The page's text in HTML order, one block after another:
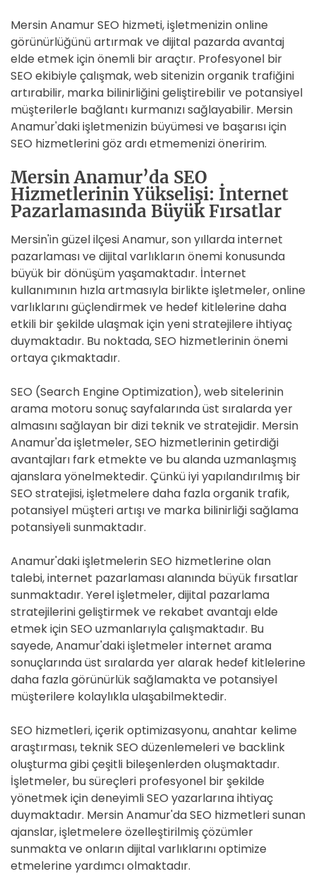
Mersin Anamur SEO hizmeti, işletmenizin online
görünürlüğünü artırmak ve dijital pazarda avantaj
elde etmek için önemli bir araçtır. Profesyonel bir
SEO ekibiyle çalışmak, web sitenizin organik trafiğini
artırabilir, marka bilinirliğini geliştirebilir ve potansiyel
müşterilerle bağlantı kurmanızı sağlayabilir. Mersin
Anamur'daki işletmenizin büyümesi ve başarısı için
SEO hizmetlerini göz ardı etmemenizi öneririm.
Mersin Anamur’da SEO
Hizmetlerinin Yükselişi: İnternet
Pazarlamasında Büyük Fırsatlar
Mersin'in güzel ilçesi Anamur, son yıllarda internet
pazarlaması ve dijital varlıkların önemi konusunda
büyük bir dönüşüm yaşamaktadır. İnternet
kullanımının hızla artmasıyla birlikte işletmeler, online
varlıklarını güçlendirmek ve hedef kitlelerine daha
etkili bir şekilde ulaşmak için yeni stratejilere ihtiyaç
duymaktadır. Bu noktada, SEO hizmetlerinin önemi
ortaya çıkmaktadır.
SEO (Search Engine Optimization), web sitelerinin
arama motoru sonuç sayfalarında üst sıralarda yer
almasını sağlayan bir dizi teknik ve stratejidir. Mersin
Anamur'da işletmeler, SEO hizmetlerinin getirdiği
avantajları fark etmekte ve bu alanda uzmanlaşmış
ajanslara yönelmektedir. Çünkü iyi yapılandırılmış bir
SEO stratejisi, işletmelere daha fazla organik trafik,
potansiyel müşteri artışı ve marka bilinirliği sağlama
potansiyeli sunmaktadır.
Anamur'daki işletmelerin SEO hizmetlerine olan
talebi, internet pazarlaması alanında büyük fırsatlar
sunmaktadır. Yerel işletmeler, dijital pazarlama
stratejilerini geliştirmek ve rekabet avantajı elde
etmek için SEO uzmanlarıyla çalışmaktadır. Bu
sayede, Anamur'daki işletmeler internet arama
sonuçlarında üst sıralarda yer alarak hedef kitlelerine
daha fazla görünürlük sağlamakta ve potansiyel
müşterilere kolaylıkla ulaşabilmektedir.
SEO hizmetleri, içerik optimizasyonu, anahtar kelime
araştırması, teknik SEO düzenlemeleri ve backlink
oluşturma gibi çeşitli bileşenlerden oluşmaktadır.
İşletmeler, bu süreçleri profesyonel bir şekilde
yönetmek için deneyimli SEO yazarlarına ihtiyaç
duymaktadır. Mersin Anamur'da SEO hizmetleri sunan
ajanslar, işletmelere özelleştirilmiş çözümler
sunmakta ve onların dijital varlıklarını optimize
etmelerine yardımcı olmaktadır.